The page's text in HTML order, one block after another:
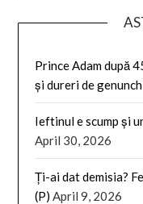
Prince Adam după
și dureri de
Ieftinul e scump și
April 30, 2026
Ți-ai dat demisia?
(P) April 9, 2026